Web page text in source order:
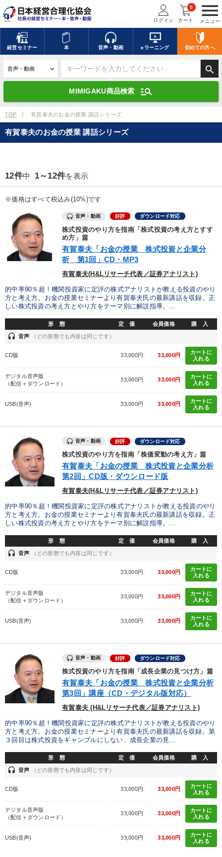
menu
メニュー
ログイン カート
0
経営セミナー 本 音声・動画 eラーニング 初めての方へ
search
MIMIGAKU商品検索 manage_search
キーワードを入力して探す
デジタル版対応のみ検索結果に表示する
search 上記の条件で検索
ます
カテゴリー
優秀各社の智恵と戦略 事業家のロマンと経営
若手異才経営者の発想 専門家のアドバイス
リーダーの器量を学ぶ
テーマ
【2026年7月】音声・映像ご案内商品 最新技術・トレンド
会社のパフォーマンスを高める講話
「利上げ時代の最新・銀行対策」＋「不動産市況予測」＋「市場
業種
製造業 卸売・小売・飲食業 建設・不動産業
IT・サービス・金融業 コンサルタント 専門家
キーワード
生産性向上 伝統・文化 一倉定 賃金制度
テレビ・ネットで話題 資産保全
※「更新」を押すと「テーマ」「キーワード」を更新いただけます。
refresh 更新する
全国経営者セミナー収録物以外の経営教材（全761タイトル）からお探
カテゴリー
2026年夏季全国経営者セミナー収録講演ＣＤ・講演ＤＶＤ・デジ
タル版（音声／動画ストリーミング・ダウンロード）
最新トレンドと時代の潮流を押さえる 【2月】音声・映像
148回夏季大会 経済・景気・相場予測
経営者のための《音声・動画で学ぶ》講演シリーズ
【2026年7月】音声・映像ご案内商品
最新刊・戦略参謀ChatGPT実戦法と中小企業のDXと講話ご案内
【最新刊】精神科医・和田秀樹の「老いない力」＋健康な社長と
TOP 有賀泰夫のお金の授業 講話シリーズ
有賀泰夫のお金の授業 講話シリーズ
12件中 1～12件を表示
※価格はすべて税込み(10%)です
音声・動画 好評 ダウンロード対応
株式投資のやり方を指南「株式投資の考え方とすす
め方」篇
有賀泰夫「お金の授業 株式投資と企業分
析 第1回」CD・MP3
有賀泰夫(H&Lリサーチ代表／証券アナリスト)
的中率90％超！機関投資家に定評の株式アナリストが教える投資のやり
方と考え方。お金の授業セミナーより有賀泰夫氏の最新講話を収録。正
しい株式投資の考え方とやり方をテーマ別に解説指導。...
形 態 定 価 会員価格 購 入
headset 音声 （どの形態でも内容は同じです）
CD版 33,000円 33,000円
カートに
入れる
デジタル音声版
（配信＋ダウンロード）
33,000円 33,000円
カートに
入れる
USB(音声) 33,000円 33,000円
カートに
入れる
音声・動画 好評 ダウンロード対応
株式投資のやり方を指南「株価変動の考え方」篇
有賀泰夫「お金の授業 株式投資と企業分析
第2回」CD版・ダウンロード版
有賀泰夫(H&Lリサーチ代表／証券アナリスト)
的中率90％超！機関投資家に定評の株式アナリストが教える投資のやり
方と考え方。お金の授業セミナーより有賀泰夫氏の最新講話を収録。正
しい株式投資の考え方とやり方をテーマ別に解説指導。...
形 態 定 価 会員価格 購 入
headset 音声 （どの形態でも内容は同じです）
CD版 33,000円 33,000円
カートに
入れる
デジタル音声版
（配信＋ダウンロード）
33,000円 33,000円
カートに
入れる
USB(音声) 33,000円 33,000円
カートに
入れる
音声・動画 好評 ダウンロード対応
株式投資のやり方を指南「成長企業の見つけ方」篇
有賀泰夫「お金の授業 株式投資と企業分析
第3回」講座（CD・デジタル版対応）
有賀泰夫 (H&Lリサーチ代表／証券アナリスト)
的中率90％超！機関投資家に定評の株式アナリストが教える投資のやり
方と考え方。お金の授業セミナーより有賀泰夫氏の最新講話を収録。第
３回目は株式投資をギャンブルにしない、成長企業の見...
形 態 定 価 会員価格 購 入
headset 音声 （どの形態でも内容は同じです）
CD版 33,000円 33,000円
カートに
入れる
デジタル音声版
（配信＋ダウンロード）
33,000円 33,000円
カートに
入れる
USB(音声) 33,000円 33,000円
カートに
入れる